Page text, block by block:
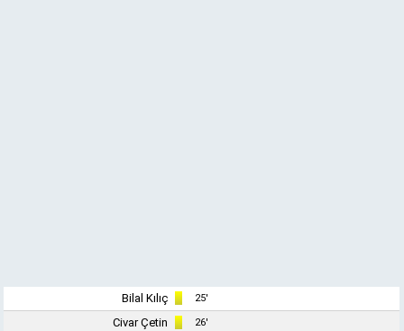
Bilal Kılıç 25'
Civar Çetin 26'